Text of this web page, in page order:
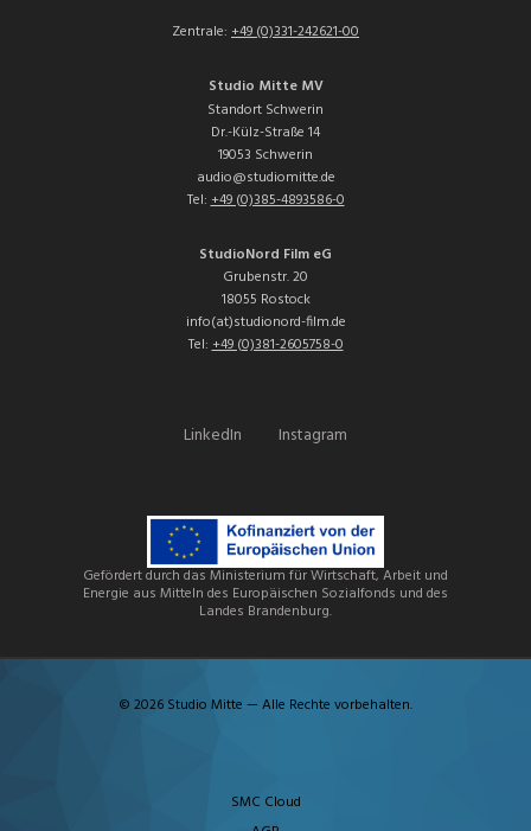
Zentrale: +49 (0)331-242621-00
Studio Mitte MV
Standort Schwerin
Dr.-Külz-Straße 14
19053 Schwerin
audio@studiomitte.de
Tel:+49 (0)385-4893586-0
StudioNord Film eG
Grubenstr. 20
18055 Rostock
info(at)studionord-film.de
Tel:+49 (0)381-2605758-0
LinkedIn Instagram
Gefördert durch das Ministerium für Wirtschaft, Arbeit und
Energie aus Mitteln des Europäischen Sozialfonds und des
Landes Brandenburg.
© 2026 Studio Mitte — Alle Rechte vorbehalten.
SMC Cloud